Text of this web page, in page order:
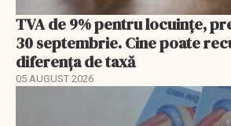
TVA de 9% pentru locuințe,
30 septembrie. Cine poate
diferența de taxă
05 AUGUST 2026